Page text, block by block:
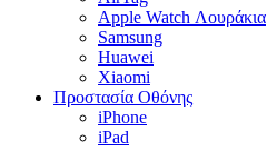
Apple Watch Λουράκια
Samsung
Huawei
Xiaomi
Προστασία Οθόνης
iPhone
iPad